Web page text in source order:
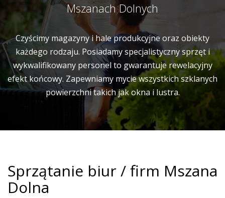
Mszanach Dolnych
Czyścimy magazyny i hale produkcyjne oraz obiekty
każdego rodzaju. Posiadamy specjalistyczny sprzęt i
wykwalifikowany personel to gwarantuje rewelacyjny
efekt końcowy. Zapewniamy mycie wszystkich szklanych
powierzchni takich jak okna i lustra.
Sprzątanie biur / firm Mszana
Dolna